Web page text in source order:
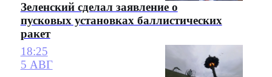
Зеленский сделал заявление о
пусковых установках баллистических
ракет
18:25
5 АВГ